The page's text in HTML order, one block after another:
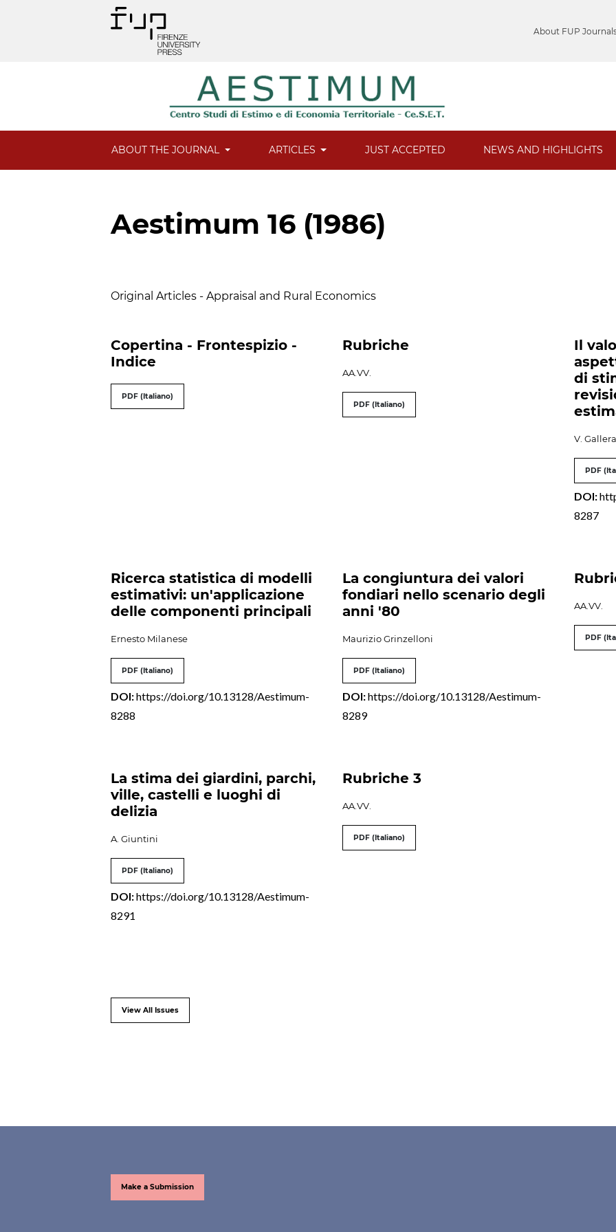
About FUP
ABOUT THE JOURNAL ARTICLES JUST ACCEPTED NEWS AND HIGHLIGHTS
Aestimum 16 (1986)
Original Articles - Appraisal and Rural Economics
Copertina - Frontespizio -
Indice
PDF (Italiano)
Rubriche
AA.VV.
PDF (Italiano)
Il
di
V.
PDF
DOI:
8287
Ricerca statistica di modelli
estimativi: un'applicazione
delle componenti principali
Ernesto Milanese
PDF (Italiano)
DOI:https://doi.org/10.13128/Aestimum-
8288
La congiuntura dei valori
fondiari nello scenario degli
anni '80
Maurizio Grinzelloni
PDF (Italiano)
DOI:https://doi.org/10.13128/Aestimum-
8289
AA.VV.
PDF
La stima dei giardini, parchi,
ville, castelli e luoghi di
delizia
A. Giuntini
PDF (Italiano)
DOI:https://doi.org/10.13128/Aestimum-
8291
Rubriche 3
AA.VV.
PDF (Italiano)
View All Issues
Make a Submission